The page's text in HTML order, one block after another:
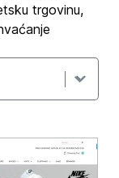
trgovinu,